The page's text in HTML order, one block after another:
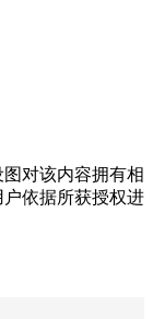
对该内容拥有相
依据所获授权进